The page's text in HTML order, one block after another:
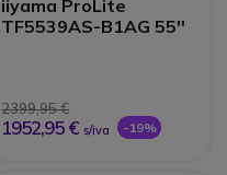
iiyama ProLite
TF5539AS-B1AG 55''
2399,95 €
1952,95 € s/iva -19%